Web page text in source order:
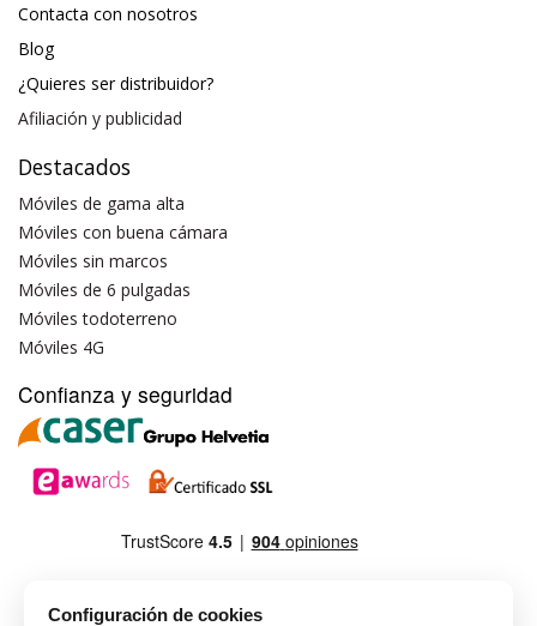
Contacta con nosotros
Blog
¿Quieres ser distribuidor?
Afiliación y publicidad
Destacados
Móviles de gama alta
Móviles con buena cámara
Móviles sin marcos
Móviles de 6 pulgadas
Móviles todoterreno
Móviles 4G
Confianza y seguridad
Configuración de cookies